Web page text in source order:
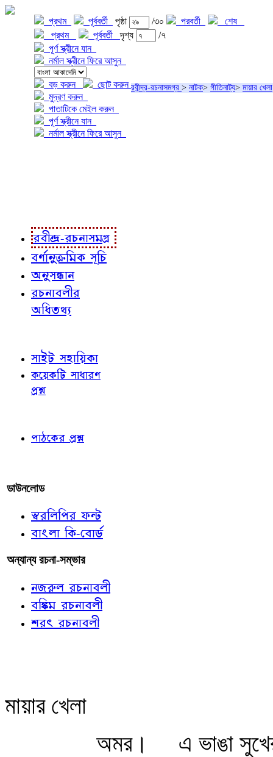
প্রথম পূর্ববর্তী পৃষ্ঠা /৩০ পরবর্তী
শেষ
প্রথম
পূর্ববর্তী দৃশ্য
/৭
পূর্ণ স্ক্রীনে যান
নর্মাল স্ক্রীনে ফিরে আসুন
বড় করুন
ছোট করুন
মুদ্রণ করুন
পাতাটিকে মেইল করুন
পূর্ণ স্ক্রীনে যান
নর্মাল স্ক্রীনে ফিরে আসুন
রবীন্দ্র-রচনাসমগ্র > নাটক> গীতিনাট্য> মায়ার খেলা
রবীন্দ্র-রচনাসমগ্র
বর্ণানুক্রমিক সূচি
অনুসন্ধান
রচনাবলীর
অধিতথ্য
সাইট সহায়িকা
কয়েকটি সাধারণ
প্রশ্ন
পাঠকের প্রশ্ন
ডাউনলোড
স্বরলিপির ফন্ট
বাংলা কি-বোর্ড
অন্যান্য রচনা-সম্ভার
নজরুল রচনাবলী
বঙ্কিম রচনাবলী
শরৎ রচনাবলী
মায়ার খেলা
অমর।
এ ভাঙা